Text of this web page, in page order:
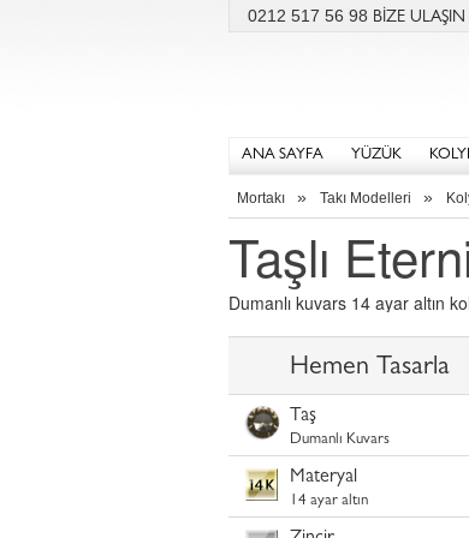
0212 517 56 98 BİZE ULAŞIN
ANA SAYFA YÜZÜK
Mortakı » Takı Modelleri »
Taşlı
Dumanlı kuvars 14 ayar altın
Hemen Tasarla
Taş
Dumanlı Kuvars
Materyal
14 ayar altın